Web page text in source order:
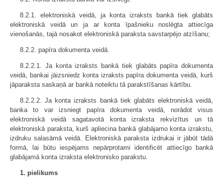
8.2.1. elektroniskā veidā, ja konta izraksts bankā tiek glabāts
elektroniskā veidā un ja ar konta īpašnieku noslēgta attiecīga
vienošanās, tajā nosakot elektroniskā paraksta savstarpējo atzīšanu;
8.2.2. papīra dokumenta veidā.
8.2.2.1. Ja konta izraksts bankā tiek glabāts papīra dokumenta
veidā, bankai jāizsniedz konta izraksts papīra dokumenta veidā, kurš
jāparaksta saskaņā ar bankā noteiktu tā parakstīšanas kārtību.
8.2.2.2. Ja konta izraksts bankā tiek glabāts elektroniskā veidā,
banka to var izsniegt papīra dokumenta veidā, norādot visus
elektroniskā veidā sagatavotā konta izraksta rekvizītus un tā
elektroniskā paraksta, kurš apliecina bankā glabājamo konta izrakstu,
izdruku salasāmā veidā. Elektroniskā paraksta izdrukai ir jābūt tādā
formā, lai būtu iespējams nepārprotami identificēt attiecīgo bankā
glabājamā konta izraksta elektronisko parakstu.
1. pielikums